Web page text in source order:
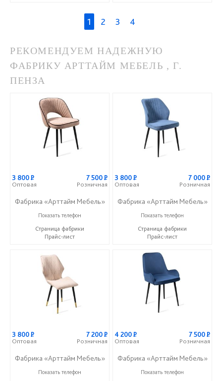
1 2 3 4
РЕКОМЕНДУЕМ НАДЕЖНУЮ
ФАБРИКУ АРТТАЙМ МЕБЕЛЬ , Г.
ПЕНЗА
3 800Р
Оптовая
7 500Р
Розничная
Фабрика «Арттайм Мебель»
+7 (800) 201-23-49
Показать телефон
Страница фабрики
Прайс-лист
3 800Р
Оптовая
7 000Р
Розничная
Фабрика «Арттайм Мебель»
+7 (800) 201-23-49
Показать телефон
Страница фабрики
Прайс-лист
3 800Р
Оптовая
7 200Р
Розничная
Фабрика «Арттайм Мебель»
+7 (800) 201-23-49
Показать телефон
4 200Р
Оптовая
7 500Р
Розничная
Фабрика «Арттайм Мебель»
+7 (800) 201-23-49
Показать телефон